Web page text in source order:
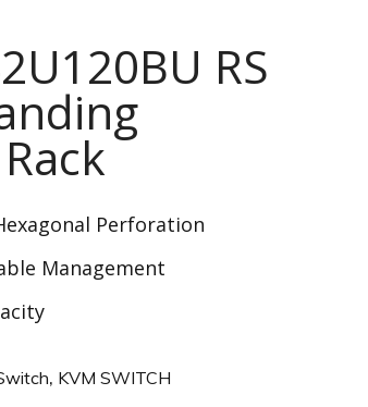
RS
Perforation
Management
, KVM SWITCH